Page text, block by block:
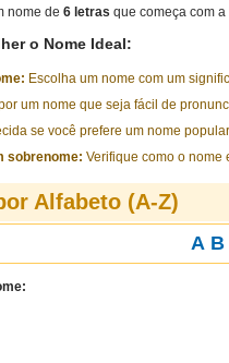
nome de 6 letras que começa com a
o Nome Ideal:
Escolha um nome com um
um nome que seja fácil de
se você prefere um nome
sobrenome: Verifique como o nome
Alfabeto (A-Z)
A B